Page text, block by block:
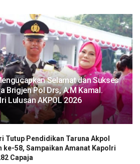
Selamat dan Sukses
Brigjen Pol Drs, A.M Kamal.
Lulusan AKPOL 2026
Tutup Pendidikan Taruna Akpol
ke-58, Sampaikan Amanat Kapolri
Capaja